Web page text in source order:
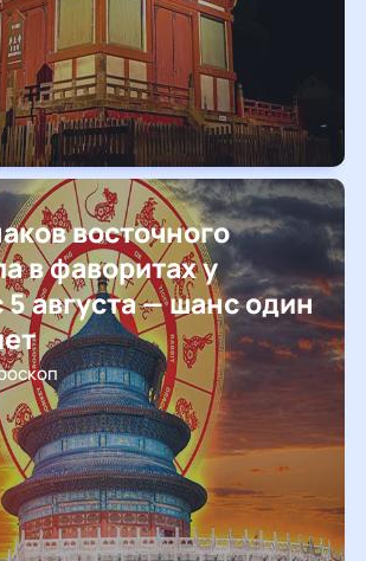
восточного
в фаворитах у
5 августа — шанс один